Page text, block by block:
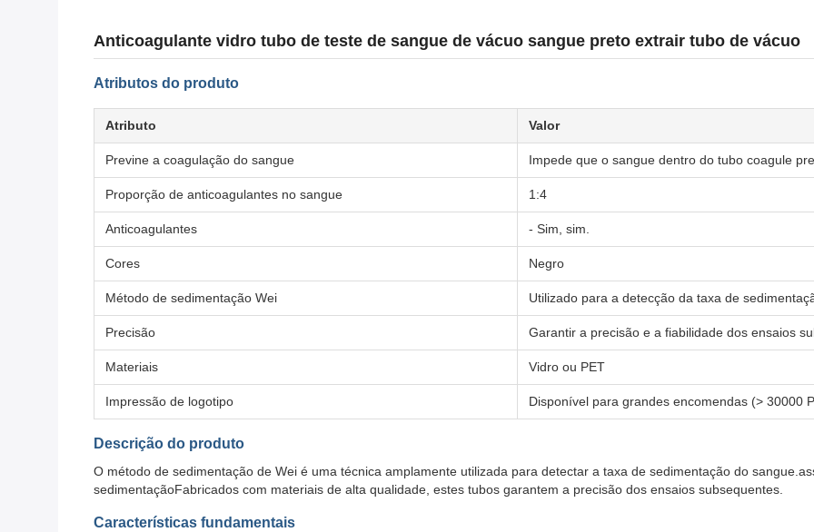
Anticoagulante vidro tubo de teste de sangue de vácuo sangue preto extrair tubo de vácuo
Atributos do produto
Atributo Valor
Previne a coagulação do sangue Impede que o sangue dentro do tubo coagule
Proporção de anticoagulantes no sangue 1:4
Anticoagulantes - Sim, sim.
Cores Negro
Método de sedimentação Wei Utilizado para a detecção da taxa de
Precisão Garantir a precisão e a fiabilidade dos ensaios
Materiais Vidro ou PET
Impressão de logotipo Disponível para grandes encomendas (> 30000
Descrição do produto
O método de sedimentação de Wei é uma técnica amplamente utilizada para detectar a taxa de sedimentação do
sedimentaçãoFabricados com materiais de alta qualidade, estes tubos garantem a precisão dos ensaios subsequentes.
Características fundamentais